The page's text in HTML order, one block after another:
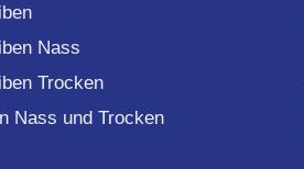
Nass
Trocken
Nass und Trocken